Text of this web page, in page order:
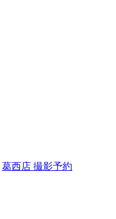
葛西店 撮影予約